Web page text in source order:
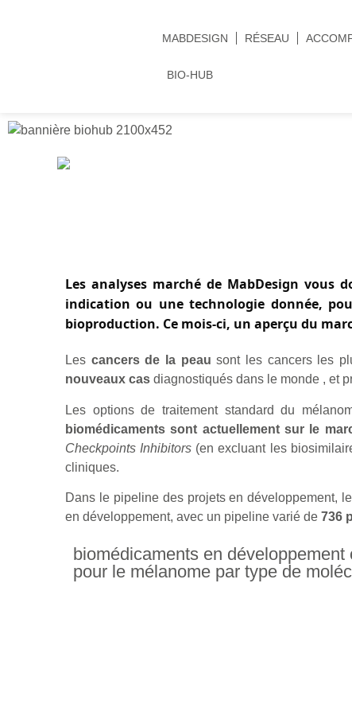
MABDESIGN RÉSEAU
BIO-HUB
Les analyses marché de MabDesign
indication ou une technologie donnée,
bioproduction. Ce mois-ci, un aperçu du
Les cancers de la peau sont les cancers les
nouveaux cas diagnostiqués dans le monde , et
Les options de traitement standard du
biomédicaments sont actuellement sur le
Checkpoints Inhibitors (en excluant les
cliniques.
Dans le pipeline des projets en développement,
en développement, avec un pipeline varié de 736
biomédicaments en
pour le mélanome par type de